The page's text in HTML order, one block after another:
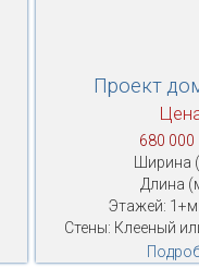
Проект
680 000
Ширина
Длина
Этажей:
Стены: Клееный